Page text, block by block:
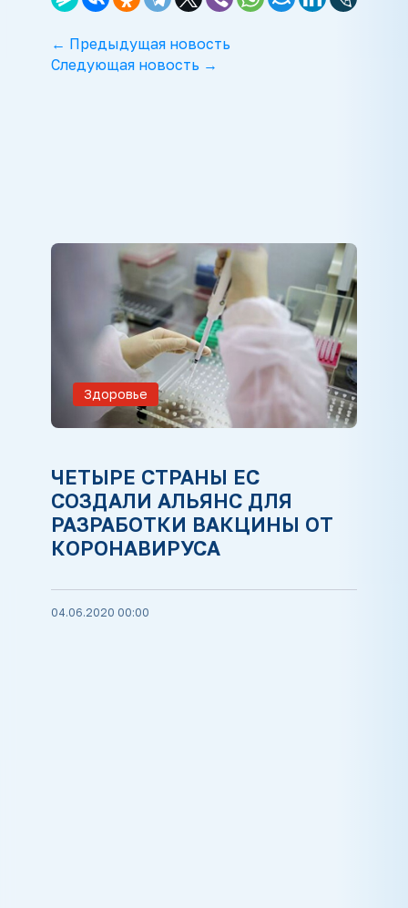
← Предыдущая новость
Следующая новость →
Здоровье
ЧЕТЫРЕ СТРАНЫ ЕС
СОЗДАЛИ АЛЬЯНС ДЛЯ
РАЗРАБОТКИ ВАКЦИНЫ ОТ
КОРОНАВИРУСА
04.06.2020 00:00